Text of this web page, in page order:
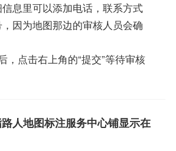
息里可以添加电话，联系方式
因为地图那边的审核人员会确
，点击右上角的“提交”等待审核
人地图标注服务中心铺显示在